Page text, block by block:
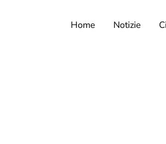
Home Notizie